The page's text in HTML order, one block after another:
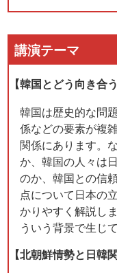
講演テーマ
【韓国とどう向き合
韓国は歴史的な問
係などの要素が複
関係にあります。
か、韓国の人々は
のか、韓国との信
点について日本の
かりやすく解説し
ういう背景で生じ
【北朝鮮情勢と日韓